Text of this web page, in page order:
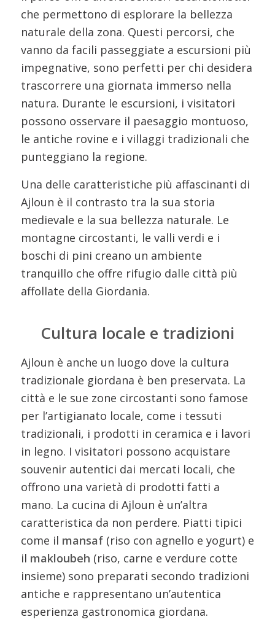
che permettono di esplorare la bellezza
naturale della zona. Questi percorsi, che
vanno da facili passeggiate a escursioni più
impegnative, sono perfetti per chi desidera
trascorrere una giornata immerso nella
natura. Durante le escursioni, i visitatori
possono osservare il paesaggio montuoso,
le antiche rovine e i villaggi tradizionali che
punteggiano la regione.
Una delle caratteristiche più affascinanti di
Ajloun è il contrasto tra la sua storia
medievale e la sua bellezza naturale. Le
montagne circostanti, le valli verdi e i
boschi di pini creano un ambiente
tranquillo che offre rifugio dalle città più
affollate della Giordania.
Cultura locale e tradizioni
Ajloun è anche un luogo dove la cultura
tradizionale giordana è ben preservata. La
città e le sue zone circostanti sono famose
per l’artigianato locale, come i tessuti
tradizionali, i prodotti in ceramica e i lavori
in legno. I visitatori possono acquistare
souvenir autentici dai mercati locali, che
offrono una varietà di prodotti fatti a
mano. La cucina di Ajloun è un’altra
caratteristica da non perdere. Piatti tipici
come il mansaf(riso con agnello e yogurt) e
il makloubeh (riso, carne e verdure cotte
insieme) sono preparati secondo tradizioni
antiche e rappresentano un’autentica
esperienza gastronomica giordana.